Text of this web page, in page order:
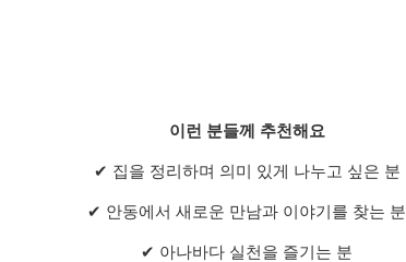
이런 분들께 추천해요
✔ 집을 정리하며 의미 있게 나누고 싶은 분
✔ 안동에서 새로운 만남과 이야기를 찾는 분
✔ 아나바다 실천을 즐기는 분